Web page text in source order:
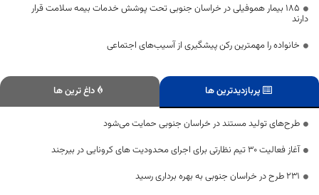
۱۸۵ بیمار هموفیلی در خراسان جنوبی تحت پوشش خدمات بیمه سلامت قرار
دارند
خانواده را مهمترین رکن پیشگیری از آسیب‌های اجتماعی
پربازدیدترین ها داغ ترین ها
طرح‌های تولید مستند در خراسان جنوبی حمایت می‌شود
آغاز فعالیت 30 تیم نظارتی برای اجرای محدودیت های کرونایی در بیرجند
231 طرح در خراسان جنوبی به بهره برداری رسید